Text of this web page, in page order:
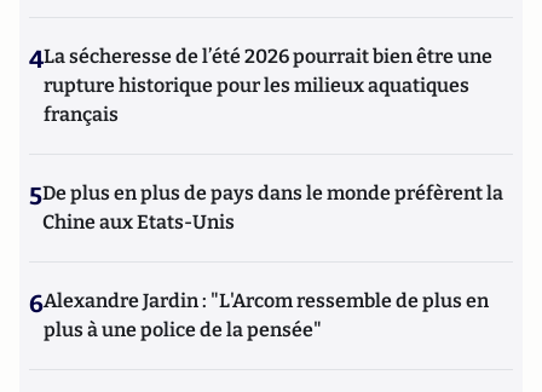
4La sécheresse de l’été 2026 pourrait bien être une
rupture historique pour les milieux aquatiques
français
5De plus en plus de pays dans le monde préfèrent la
Chine aux Etats-Unis
6Alexandre Jardin : "L'Arcom ressemble de plus en
plus à une police de la pensée"